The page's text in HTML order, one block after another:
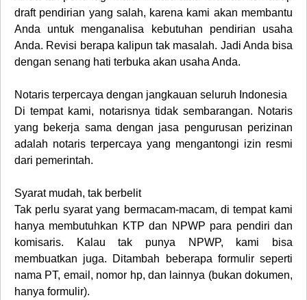
draft pendirian yang salah, karena kami akan membantu
Anda untuk menganalisa kebutuhan pendirian usaha
Anda. Revisi berapa kalipun tak masalah. Jadi Anda bisa
dengan senang hati terbuka akan usaha Anda.
Notaris terpercaya dengan jangkauan seluruh Indonesia
Di tempat kami, notarisnya tidak sembarangan. Notaris
yang bekerja sama dengan jasa pengurusan perizinan
adalah notaris terpercaya yang mengantongi izin resmi
dari pemerintah.
Syarat mudah, tak berbelit
Tak perlu syarat yang bermacam-macam, di tempat kami
hanya membutuhkan KTP dan NPWP para pendiri dan
komisaris. Kalau tak punya NPWP, kami bisa
membuatkan juga. Ditambah beberapa formulir seperti
nama PT, email, nomor hp, dan lainnya (bukan dokumen,
hanya formulir).